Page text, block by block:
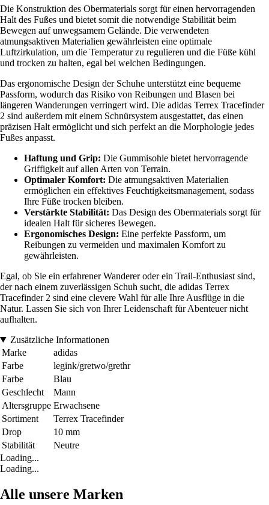
Die Konstruktion des Obermaterials sorgt für einen hervorragenden
Halt des Fußes und bietet somit die notwendige Stabilität beim
Bewegen auf unwegsamem Gelände. Die verwendeten
atmungsaktiven Materialien gewährleisten eine optimale
Luftzirkulation, um die Temperatur zu regulieren und die Füße kühl
und trocken zu halten, egal bei welchen Bedingungen.
Das ergonomische Design der Schuhe unterstützt eine bequeme
Passform, wodurch das Risiko von Reibungen und Blasen bei
längeren Wanderungen verringert wird. Die adidas Terrex Tracefinder
2 sind außerdem mit einem Schnürsystem ausgestattet, das einen
präzisen Halt ermöglicht und sich perfekt an die Morphologie jedes
Fußes anpasst.
Haftung und Grip: Die Gummisohle bietet hervorragende
Griffigkeit auf allen Arten von Terrain.
Optimaler Komfort: Die atmungsaktiven Materialien
ermöglichen ein effektives Feuchtigkeitsmanagement, sodass
Ihre Füße trocken bleiben.
Verstärkte Stabilität: Das Design des Obermaterials sorgt für
idealen Halt für sicheres Bewegen.
Ergonomisches Design: Eine perfekte Passform, um
Reibungen zu vermeiden und maximalen Komfort zu
gewährleisten.
Egal, ob Sie ein erfahrener Wanderer oder ein Trail-Enthusiast sind,
der nach einem zuverlässigen Schuh sucht, die adidas Terrex
Tracefinder 2 sind eine clevere Wahl für alle Ihre Ausflüge in die
Natur. Lassen Sie sich von Ihrer Leidenschaft für Abenteuer nicht
aufhalten.
Zusätzliche Informationen
Marke
adidas
Farbe
legink/gretwo/grethr
Farbe
Blau
Geschlecht
Mann
Altersgruppe Erwachsene
Sortiment
Terrex Tracefinder
Drop
10 mm
Stabilität
Neutre
Loading...
Loading...
Alle unsere Marken